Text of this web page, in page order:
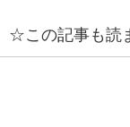
☆この記事も読